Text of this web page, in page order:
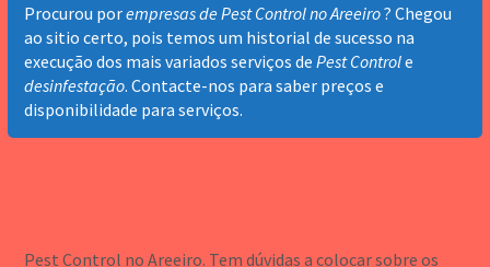
Procurou porempresas de Pest Control no Areeiro? Chegou
ao sitio certo, pois temos um historial de sucesso na
execução dos mais variados serviços dePest Controle
desinfestação. Contacte-nos para saber preços e
disponibilidade para serviços.
Pest Control no Areeiro. Tem dúvidas a colocar sobre os